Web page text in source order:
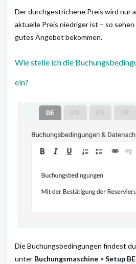
Der durchgestrichene Preis wird nur
aktuelle Preis niedriger ist – so sehen
gutes Angebot bekommen.
Wie stelle ich die
ein?
Die Buchungsbedingungen findest du
unter Buchungsmaschine > Setup BE